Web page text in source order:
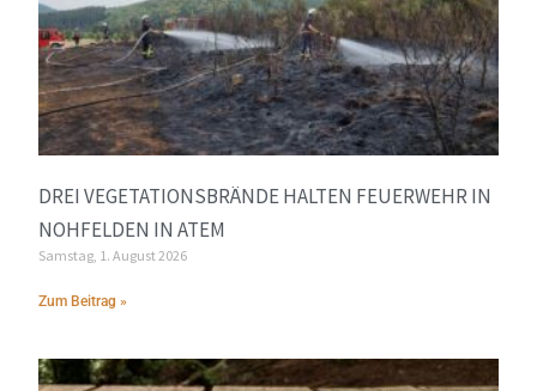
DREI VEGETATIONSBRÄNDE HALTEN FEUERWEHR IN
NOHFELDEN IN ATEM
Samstag, 1. August 2026
Zum Beitrag »